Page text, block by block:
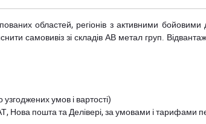
областей, регіонів з активними
самовивіз зі складів АВ метал груп.
умов і вартості)
Нова пошта та Делівері, за умовами і тарифами